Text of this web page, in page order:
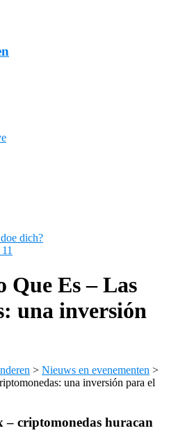
dich?
Es – Las
una inversión
> Nieuws en evenementen >
una inversión para el
– criptomonedas huracan